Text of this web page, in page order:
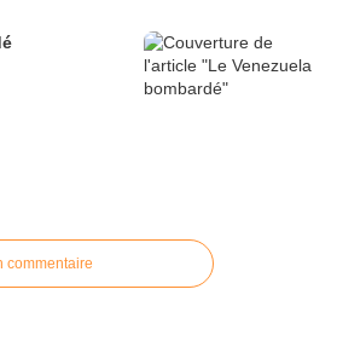
commentaire